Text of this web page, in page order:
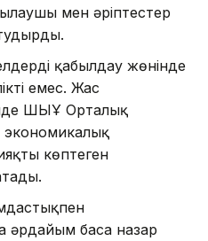
мен әріптестер
қабылдау жөнінде
емес. Жас
ШЫҰ Орталық
экономикалық
көптеген
әрдайым баса назар